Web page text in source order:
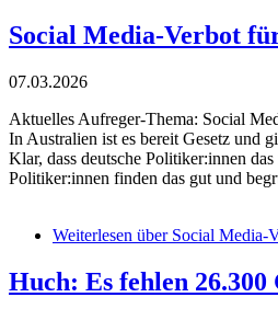
Social Media-Verbot
07.03.2026
Aktuelles Aufreger-Thema: Social
In Australien ist es bereit Gesetz und
Klar, dass deutsche Politiker:innen
Politiker:innen finden das gut und
Weiterlesen über Social Media-
Huch: Es fehlen